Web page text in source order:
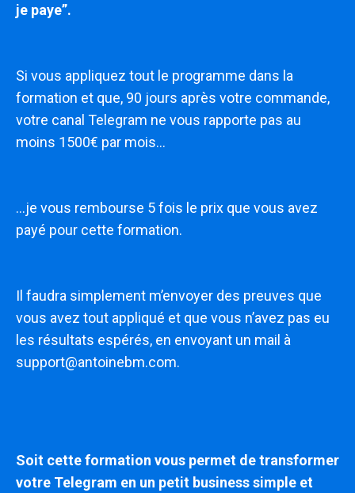
je paye”.
Si vous appliquez tout le programme dans la
formation et que, 90 jours après votre commande,
votre canal Telegram ne vous rapporte pas au
moins 1500€ par mois…
…je vous rembourse 5 fois le prix que vous avez
payé pour cette formation.
Il faudra simplement m’envoyer des preuves que
vous avez tout appliqué et que vous n’avez pas eu
les résultats espérés, en envoyant un mail à
support@antoinebm.com.
Soit cette formation vous permet de transformer
votre Telegram en un petit business simple et